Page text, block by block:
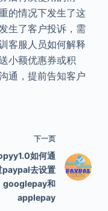
的情况下发生了这
生了客户投诉，需
客服人员如何解释
小额优惠券或积
通，提前告知客户
下一页
如何通
paypal去设置
googlepay和
applepay